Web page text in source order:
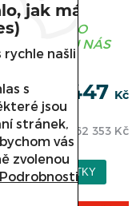
DODÁNO
TERMÍNU NÁS
75 447 Kč
62 353 Kč
jak má
rychle našli
s
jsou
stránek,
vás
zvolenou
Podrobnosti